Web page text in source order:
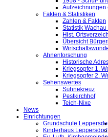
Aufzeichnungen
Fakten & Statistiken
Zahlen & Fakten
Statistik Wachau
Hist.
Übersicht
Ahnenforschung
Historische
Kriegsopfer 1.
Kriegsopfer 2.
Sehenswertes
Sühnekreuz
Pestkirchhof
Teich-Nixe
News
Einrichtungen
Grundschule
Kinderhaus Leppersdorf